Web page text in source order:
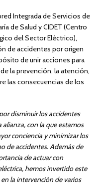
Integrada de Servicios de
de Salud y CIDET (Centro
del Sector Eléctrico),
de accidentes por origen
de unir acciones para
la prevención, la atención,
las consecuencias de los
disminuir los accidentes
alianza, con la que estamos
conciencia y minimizar los
de accidentes. Además de
de actuar con
hemos invertido este
la intervención de varios